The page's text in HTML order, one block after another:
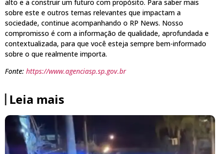
alto e a construir um futuro com propósito. Para saber mais
sobre este e outros temas relevantes que impactam a
sociedade, continue acompanhando o RP News. Nosso
compromisso é com a informação de qualidade, aprofundada e
contextualizada, para que você esteja sempre bem-informado
sobre o que realmente importa.
Fonte: https://www.agenciasp.sp.gov.br
Leia mais